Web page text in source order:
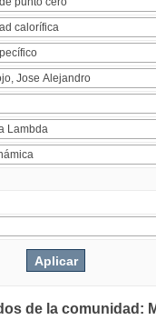
de la comunidad: